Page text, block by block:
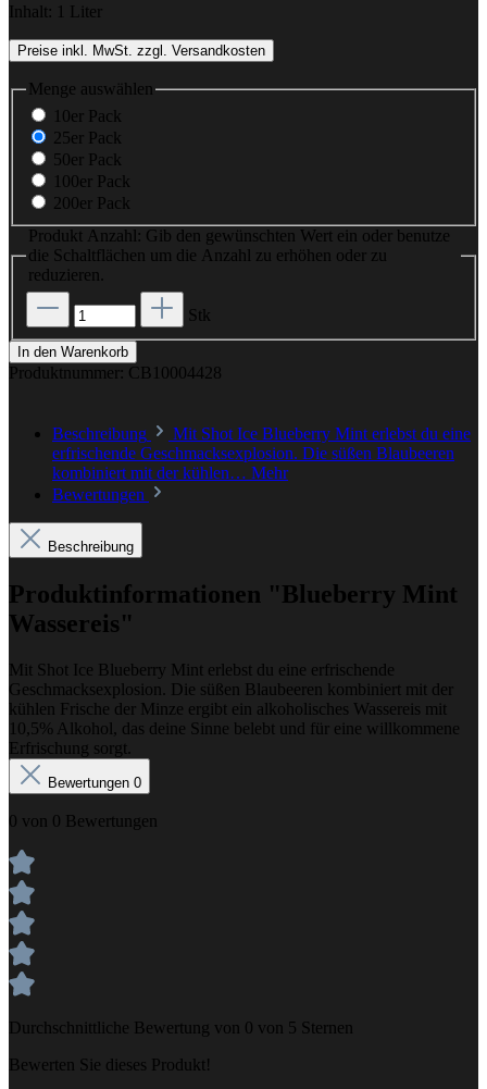
Inhalt: 1 Liter
Preise inkl. MwSt. zzgl. Versandkosten
Menge auswählen
10er Pack
25er Pack
50er Pack
100er Pack
200er Pack
Produkt Anzahl: Gib den gewünschten Wert ein oder benutze
die Schaltflächen um die Anzahl zu erhöhen oder zu
reduzieren.
Stk
In den Warenkorb
Produktnummer: CB10004428
Beschreibung
Mit Shot Ice Blueberry Mint erlebst du eine
erfrischende Geschmacksexplosion. Die süßen Blaubeeren
kombiniert mit der kühlen… Mehr
Bewertungen
Beschreibung
Produktinformationen "Blueberry Mint
Wassereis"
Mit Shot Ice Blueberry Mint erlebst du eine erfrischende
Geschmacksexplosion. Die süßen Blaubeeren kombiniert mit der
kühlen Frische der Minze ergibt ein alkoholisches Wassereis mit
10,5% Alkohol, das deine Sinne belebt und für eine willkommene
Erfrischung sorgt.
Bewertungen 0
0 von 0 Bewertungen
Durchschnittliche Bewertung von 0 von 5 Sternen
Bewerten Sie dieses Produkt!